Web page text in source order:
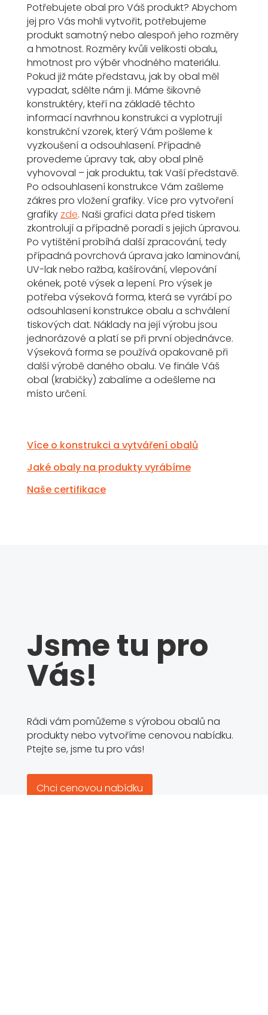
Potřebujete obal pro Váš produkt? Abychom
jej pro Vás mohli vytvořit, potřebujeme
produkt samotný nebo alespoň jeho rozměry
a hmotnost. Rozměry kvůli velikosti obalu,
hmotnost pro výběr vhodného materiálu.
Pokud již máte představu, jak by obal měl
vypadat, sdělte nám ji. Máme šikovné
konstruktéry, kteří na základě těchto
informací navrhnou konstrukci a vyplotrují
konstrukční vzorek, který Vám pošleme k
vyzkoušení a odsouhlasení. Případně
provedeme úpravy tak, aby obal plně
vyhovoval – jak produktu, tak Vaší představě.
Po odsouhlasení konstrukce Vám zašleme
zákres pro vložení grafiky. Více pro vytvoření
grafiky zde. Naši grafici data před tiskem
zkontrolují a případně poradí s jejich úpravou.
Po vytištění probíhá další zpracování, tedy
případná povrchová úprava jako laminování,
UV-lak nebo ražba, kašírování, vlepování
okének, poté výsek a lepení. Pro výsek je
potřeba výseková forma, která se vyrábí po
odsouhlasení konstrukce obalu a schválení
tiskových dat. Náklady na její výrobu jsou
jednorázové a platí se při první objednávce.
Výseková forma se používá opakovaně při
další výrobě daného obalu. Ve finále Váš
obal (krabičky) zabalíme a odešleme na
místo určení.
Více o konstrukci a vytváření obalů
Jaké obaly na produkty vyrábíme
Naše certifikace
Jsme tu pro
Vás!
Rádi vám pomůžeme s výrobou obalů na
produkty nebo vytvoříme cenovou nabídku.
Ptejte se, jsme tu pro vás!
Chci cenovou nabídku